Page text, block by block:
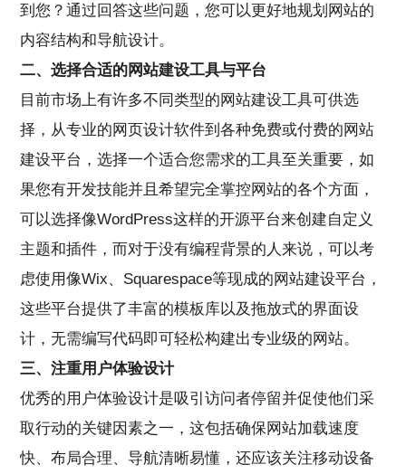
到您？通过回答这些问题，您可以更好地规划网站的
内容结构和导航设计。
二、选择合适的网站建设工具与平台
目前市场上有许多不同类型的网站建设工具可供选
择，从专业的网页设计软件到各种免费或付费的网站
建设平台，选择一个适合您需求的工具至关重要，如
果您有开发技能并且希望完全掌控网站的各个方面，
可以选择像WordPress这样的开源平台来创建自定义
主题和插件，而对于没有编程背景的人来说，可以考
虑使用像Wix、Squarespace等现成的网站建设平台，
这些平台提供了丰富的模板库以及拖放式的界面设
计，无需编写代码即可轻松构建出专业级的网站。
三、注重用户体验设计
优秀的用户体验设计是吸引访问者停留并促使他们采
取行动的关键因素之一，这包括确保网站加载速度
快、布局合理、导航清晰易懂，还应该关注移动设备